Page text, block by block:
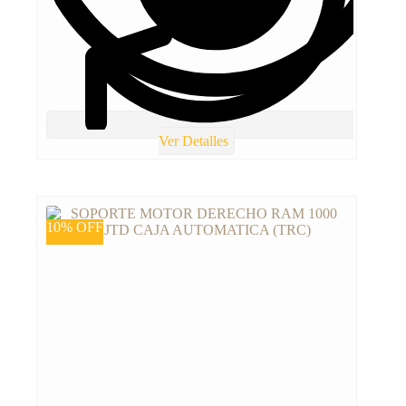
Ver Detalles
10% OFF